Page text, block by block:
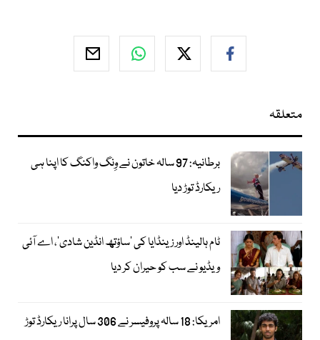
متعلقہ
برطانیہ: 97 سالہ خاتون نے وِنگ واکنگ کا اپنا ہی
ریکارڈ توڑ دیا
ٹام ہالینڈ اور زینڈایا کی ’ساؤتھ انڈین شادی‘، اے آئی
ویڈیو نے سب کو حیران کر دیا
امریکا: 18 سالہ پروفیسر نے 306 سال پرانا ریکارڈ توڑ